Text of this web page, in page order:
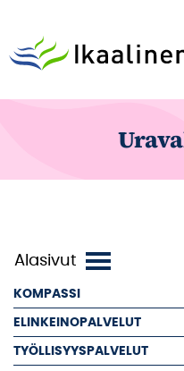
KOMPASSI
ELINKEINOPALVELUT
TYÖLLISYYSPALVELUT